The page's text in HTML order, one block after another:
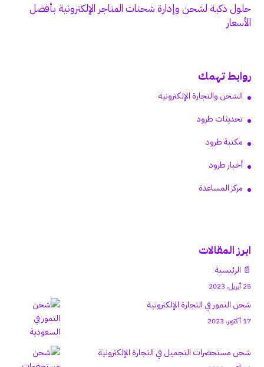
حلول ذكية لشحن وإدارة شحنات المتاجر الإلكترونية بأفضل
الأسعار
روابط تهمك
الشحن والتجارة الإلكترونية
تحديثات طرود
مكتبة طرود
أخبار طرود
مركز المساعدة
ابرز المقالات
📄 الرئيسية
25 أبريل، 2023
شحن التمور في التجارة الإلكترونية
17 أكتوبر، 2023
شحن مستحضرات التجميل في التجارة الإلكترونية